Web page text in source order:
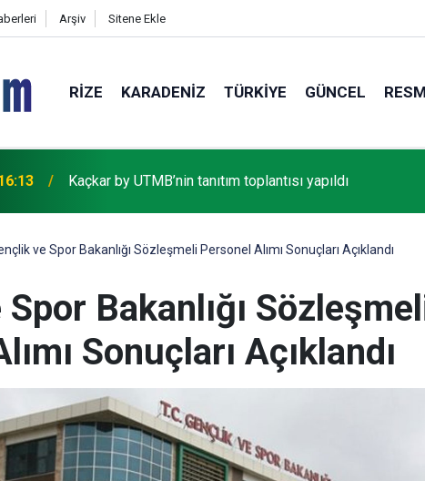
Arşiv Sitene Ekle
RIZE KARADENIZ TÜRKIYE GÜNCEL
Kaçkar by UTMB’nin tanıtım toplantısı yapıldı
ve Spor Bakanlığı Sözleşmeli Personel Alımı Sonuçları Açıklandı
Bakanlığı
Sonuçları Açıklandı